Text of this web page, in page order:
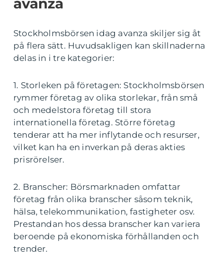
Stockholmsbörsen idag avanza skiljer sig åt
på flera sätt. Huvudsakligen kan skillnaderna
delas in i tre kategorier:
1. Storleken på företagen: Stockholmsbörsen
rymmer företag av olika storlekar, från små
och medelstora företag till stora
internationella företag. Större företag
tenderar att ha mer inflytande och resurser,
vilket kan ha en inverkan på deras akties
prisrörelser.
2. Branscher: Börsmarknaden omfattar
företag från olika branscher såsom teknik,
hälsa, telekommunikation, fastigheter osv.
Prestandan hos dessa branscher kan variera
beroende på ekonomiska förhållanden och
trender.